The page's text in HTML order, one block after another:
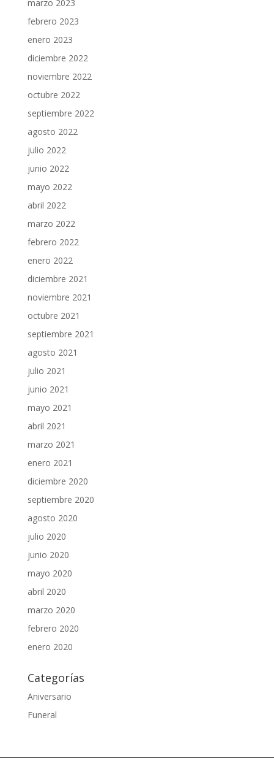
marzo 2023
febrero 2023
enero 2023
diciembre 2022
noviembre 2022
octubre 2022
septiembre 2022
agosto 2022
julio 2022
junio 2022
mayo 2022
abril 2022
marzo 2022
febrero 2022
enero 2022
diciembre 2021
noviembre 2021
octubre 2021
septiembre 2021
agosto 2021
julio 2021
junio 2021
mayo 2021
abril 2021
marzo 2021
enero 2021
diciembre 2020
septiembre 2020
agosto 2020
julio 2020
junio 2020
mayo 2020
abril 2020
marzo 2020
febrero 2020
enero 2020
Categorías
Aniversario
Funeral